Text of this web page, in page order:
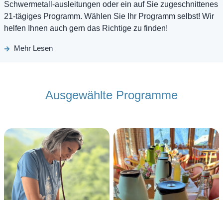
Schwermetall-ausleitungen oder ein auf Sie zugeschnittenes
21-tägiges Programm. Wählen Sie Ihr Programm selbst! Wir
helfen Ihnen auch gern das Richtige zu finden!
Mehr Lesen
Ausgewählte Programme